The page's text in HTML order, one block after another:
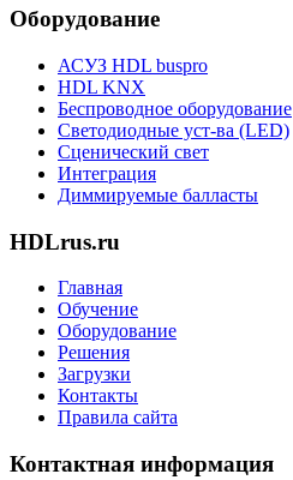
Оборудование
АСУЗ HDL buspro
HDL KNX
Беспроводное оборудование
Светодиодные уст-ва (LED)
Сценический свет
Интеграция
Диммируемые балласты
HDLrus.ru
Главная
Обучение
Оборудование
Решения
Загрузки
Контакты
Правила сайта
Контактная информация